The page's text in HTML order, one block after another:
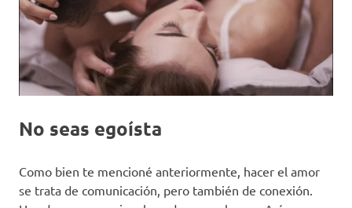
No seas egoísta
Como bien te mencioné anteriormente, hacer el amor
se trata de comunicación, pero también de conexión.